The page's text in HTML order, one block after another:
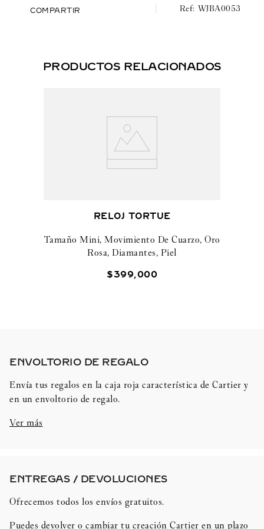
COMPARTIR WJBA0053
PRODUCTOS RELACIONADOS
RELOJ TORTUE
Tamaño Mini, Movimiento De Cuarzo, Oro
Rosa, Diamantes, Piel
$399,000
ENVOLTORIO DE REGALO​
Envía tus regalos en la caja roja característica de Cartier y
en un envoltorio de regalo.
Ver más
ENTREGAS / DEVOLUCIONES​
Ofrecemos todos los envíos gratuitos.
Puedes devolver o cambiar tu creación Cartier en un plazo